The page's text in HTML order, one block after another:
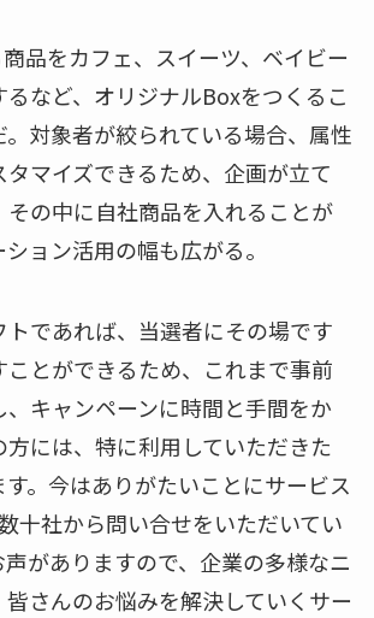
品をカフェ、スイーツ、ベイビー
など、オリジナルBoxをつくるこ
。対象者が絞られている場合、属性
タマイズできるため、企画が立て
その中に自社商品を入れることが
ョン活用の幅も広がる。
トであれば、当選者にその場です
ことができるため、これまで事前
、キャンペーンに時間と手間をか
方には、特に利用していただきた
。今はありがたいことにサービス
十社から問い合せをいただいてい
声がありますので、企業の多様なニ
さんのお悩みを解決していくサー